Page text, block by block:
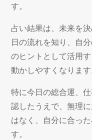
す。
占い結果は、未来を
日の流れを知り、自
のヒントとして活用
動かしやすくなります
特に今日の総合運、
認したうえで、無理
はなく、自分に合っ
す。